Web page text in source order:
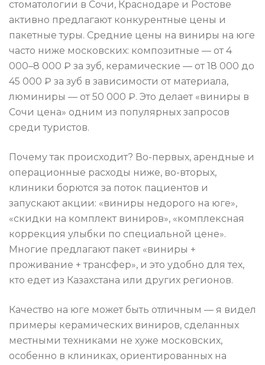
стоматологии в Сочи, Краснодаре и Ростове
активно предлагают конкурентные цены и
пакетные туры. Средние цены на виниры на юге
часто ниже московских: композитные — от 4
000–8 000 ₽ за зуб, керамические — от 18 000 до
45 000 ₽ за зуб в зависимости от материала,
люминиры — от 50 000 ₽. Это делает «виниры в
Сочи цена» одним из популярных запросов
среди туристов.
Почему так происходит? Во-первых, арендные и
операционные расходы ниже, во-вторых,
клиники борются за поток пациентов и
запускают акции: «виниры недорого на юге»,
«скидки на комплект виниров», «комплексная
коррекция улыбки по специальной цене».
Многие предлагают пакет «виниры +
проживание + трансфер», и это удобно для тех,
кто едет из Казахстана или других регионов.
Качество на юге может быть отличным — я видел
примеры керамических виниров, сделанных
местными техниками не хуже московских,
особенно в клиниках, ориентированных на